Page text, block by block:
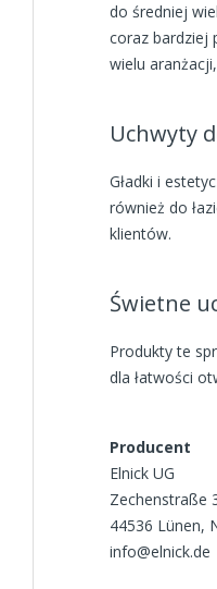
do średniej
coraz bardziej
wielu
Uchwyty
Gładki i
również do
klientów.
Świetne
Produkty te
dla łatwości
Producent
Elnick UG
Zechenstraße
44536 Lünen,
info@elnick.de